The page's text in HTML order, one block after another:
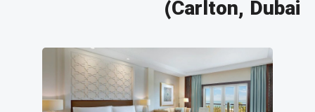
Carlton, Dubai)